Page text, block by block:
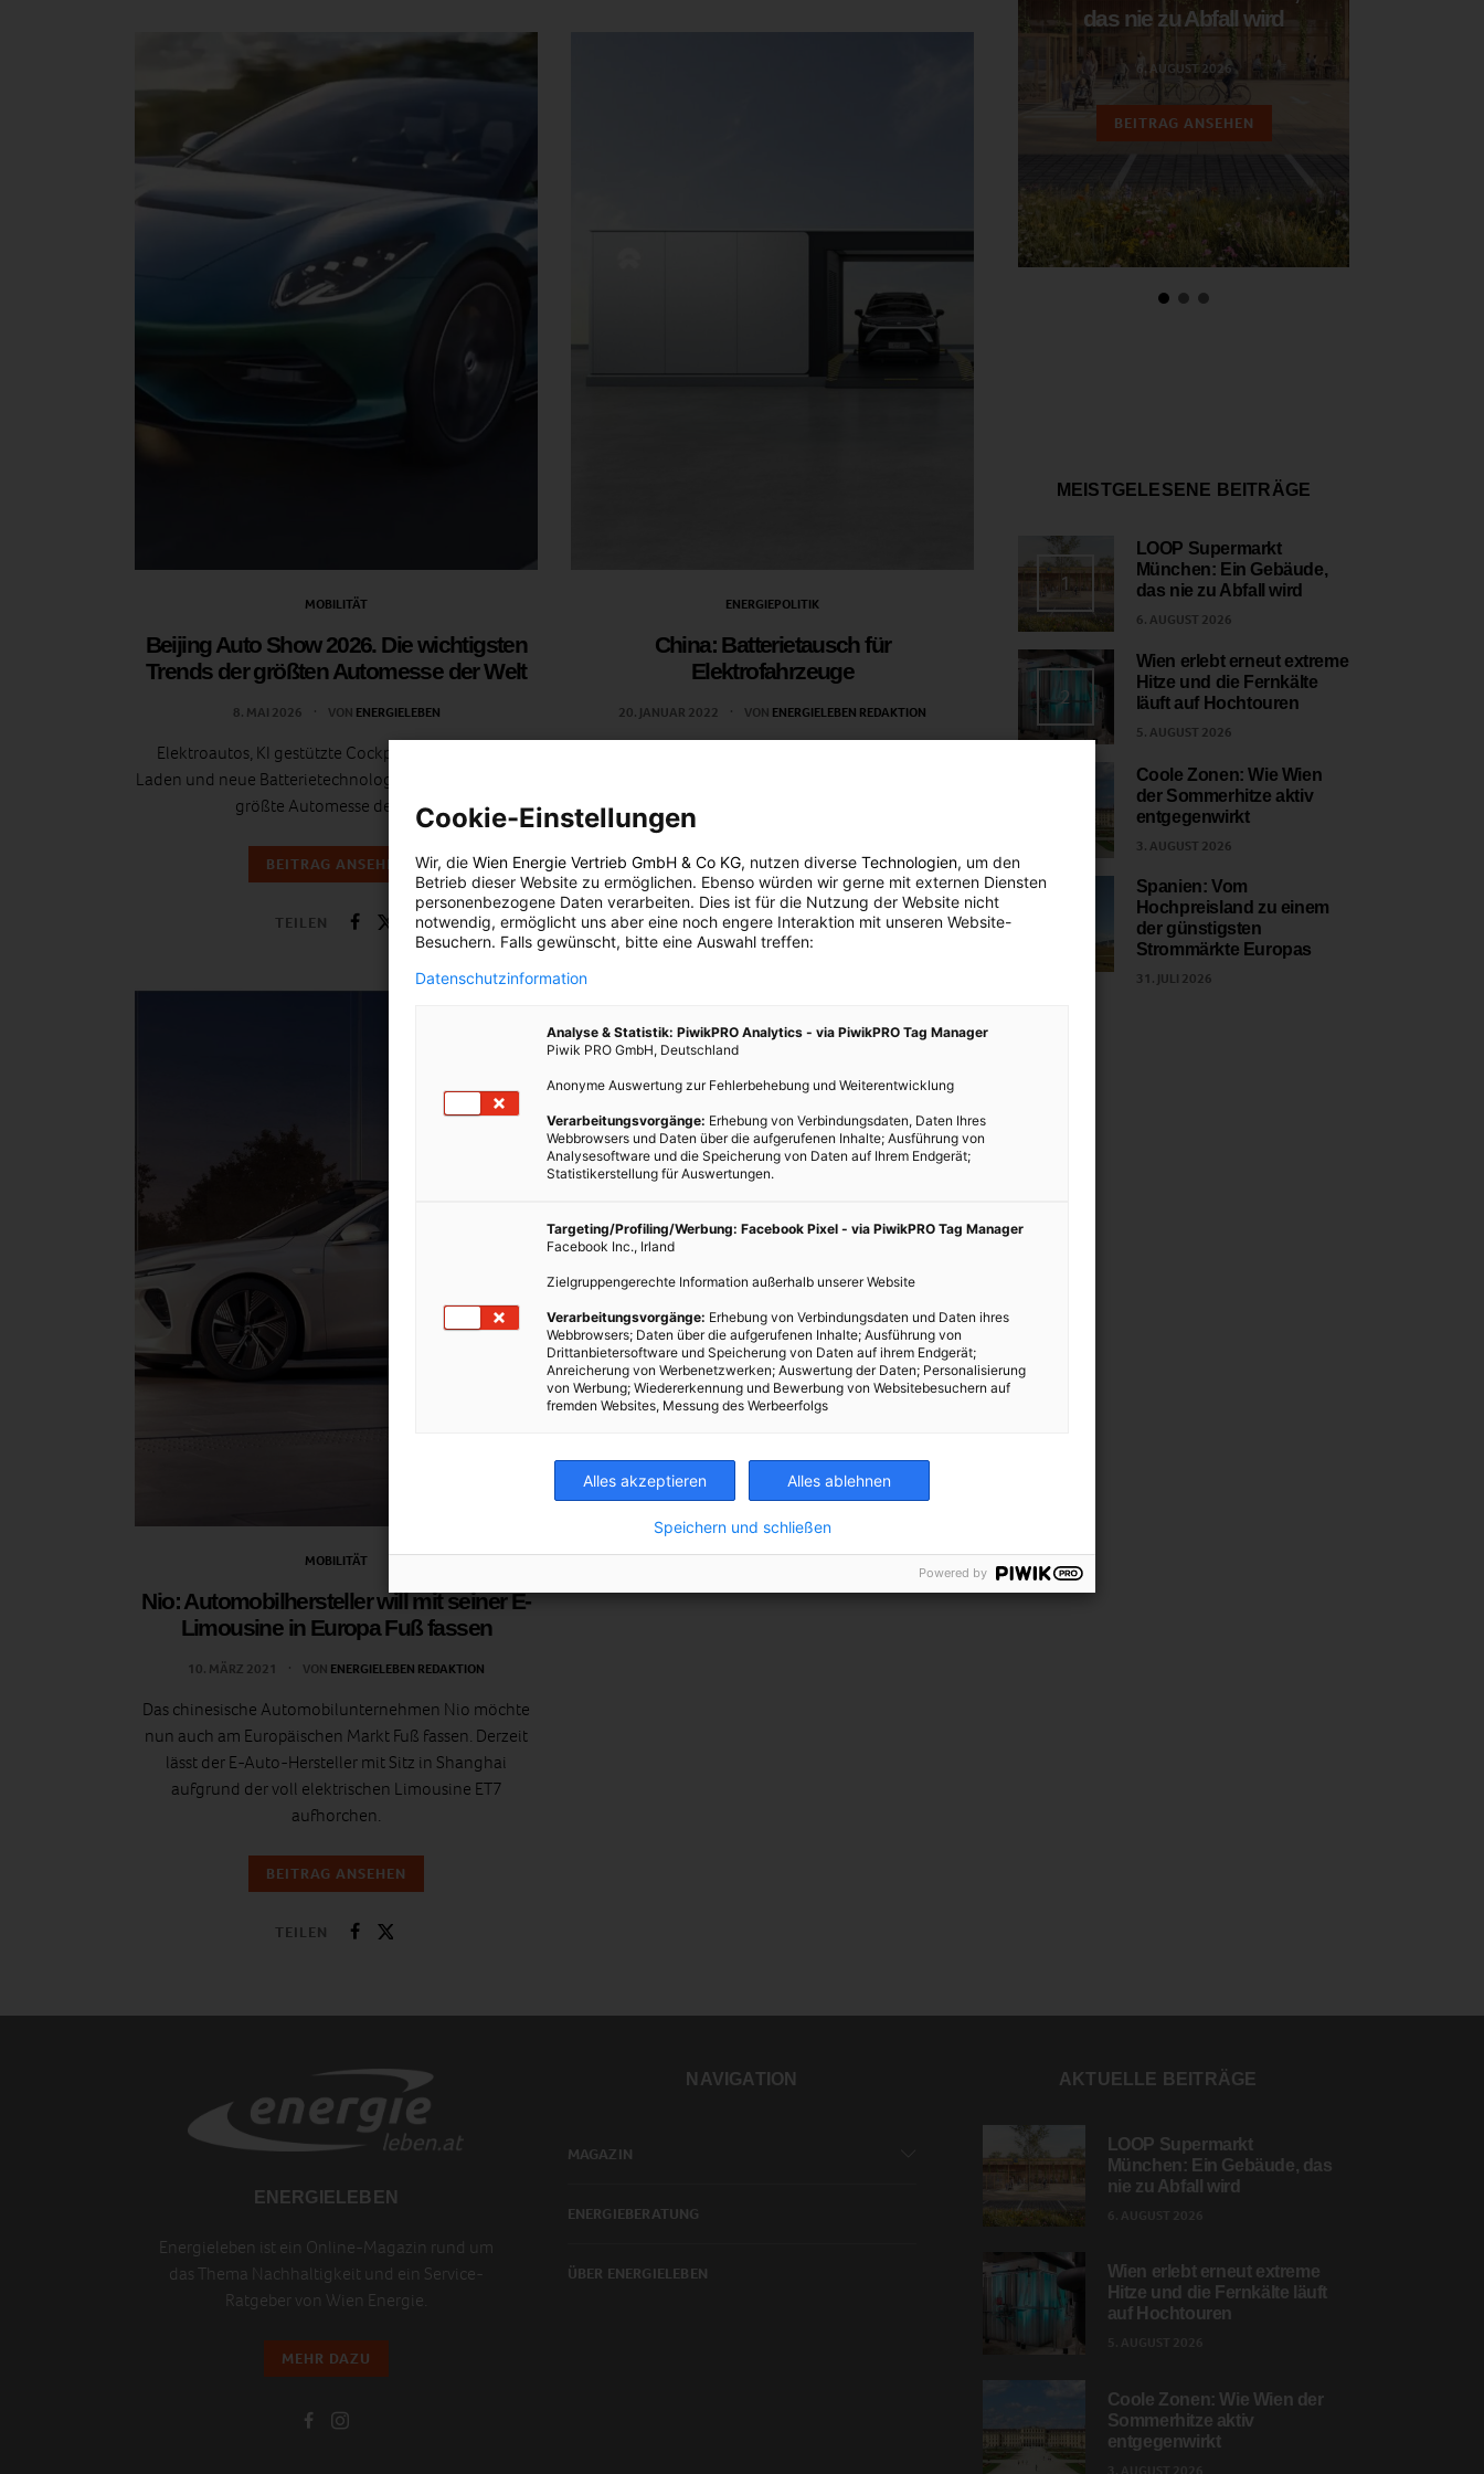
MOBILITÄT
Beijing Auto Show 2026. Die wichtigsten
Trends der größten Automesse der Welt
8. MAI 2026 VON ENERGIELEBEN
Elektroautos, KI gestützte Cockpits, ultraschnelles
Laden und neue Batterietechnologien dominierten die
größte Automesse der Welt.
BEITRAG ANSEHEN
TEILEN
MOBILITÄT
Nio: Automobilhersteller will mit seiner E-
Limousine in Europa Fuß fassen
10. MÄRZ 2021 VON ENERGIELEBEN REDAKTION
Das chinesische Automobilunternehmen Nio möchte
nun auch am Europäischen Markt Fuß fassen. Derzeit
lässt der E-Auto-Hersteller mit Sitz in Shanghai
aufgrund der voll elektrischen Limousine ET7
aufhorchen.
BEITRAG ANSEHEN
TEILEN
ENERGIEPOLITIK
China: Batterietausch für
Elektrofahrzeuge
20. JANUAR 2022 VON ENERGIELEBEN REDAKTION
100.000 zusätzliche batterietauschfähige E-Fahrzeuge
auf die Straßen zu bringen.
BEITRAG ANSEHEN
TEILEN
das nie zu Abfall wird
6. AUGUST 2026
BEITRAG ANSEHEN
MEISTGELESENE BEITRÄGE
1
LOOP Supermarkt
München: Ein Gebäude,
das nie zu Abfall wird
6. AUGUST 2026
2
Wien erlebt erneut extreme
Hitze und die Fernkälte
läuft auf Hochtouren
5. AUGUST 2026
Coole Zonen: Wie Wien
der Sommerhitze aktiv
entgegenwirkt
3. AUGUST 2026
Spanien: Vom
Hochpreisland zu einem
der günstigsten
Strommärkte Europas
31. JULI 2026
ENERGIELEBEN
Energieleben ist ein Online-Magazin rund um
das Thema Nachhaltigkeit und ein Service-
Ratgeber von Wien Energie.
MEHR DAZU
NAVIGATION
MAGAZIN
ENERGIEBERATUNG
ÜBER ENERGIELEBEN
AKTUELLE BEITRÄGE
LOOP Supermarkt
München: Ein Gebäude, das
nie zu Abfall wird
Wien erlebt erneut extreme
Hitze und die Fernkälte läuft
auf Hochtouren
Coole Zonen: Wie Wien der
Sommerhitze aktiv
entgegenwirkt
Cookie-Einstellungen
Wir, die Wien Energie Vertrieb GmbH & Co KG, nutzen diverse Technologien, um den
Betrieb dieser Website zu ermöglichen. Ebenso würden wir gerne mit externen Diensten
personenbezogene Daten verarbeiten. Dies ist für die Nutzung der Website nicht
notwendig, ermöglicht uns aber eine noch engere Interaktion mit unseren Website-
Besuchern. Falls gewünscht, bitte eine Auswahl treffen:
Datenschutzinformation
Analyse & Statistik: PiwikPRO Analytics - via PiwikPRO Tag Manager
Piwik PRO GmbH, Deutschland
Anonyme Auswertung zur Fehlerbehebung und Weiterentwicklung
Verarbeitungsvorgänge: Erhebung von Verbindungsdaten, Daten Ihres
Webbrowsers und Daten über die aufgerufenen Inhalte; Ausführung von
Analysesoftware und die Speicherung von Daten auf Ihrem Endgerät;
Statistikerstellung für Auswertungen.
Targeting/Profiling/Werbung: Facebook Pixel - via PiwikPRO Tag Manager
Facebook Inc., Irland
Zielgruppengerechte Information außerhalb unserer Website
Verarbeitungsvorgänge: Erhebung von Verbindungsdaten und Daten ihres
Webbrowsers; Daten über die aufgerufenen Inhalte; Ausführung von
Drittanbietersoftware und Speicherung von Daten auf ihrem Endgerät;
Anreicherung von Werbenetzwerken; Auswertung der Daten; Personalisierung
von Werbung; Wiedererkennung und Bewerbung von Websitebesuchern auf
fremden Websites, Messung des Werbeerfolgs
Alles akzeptieren Alles ablehnen
Speichern und schließen
Powered by